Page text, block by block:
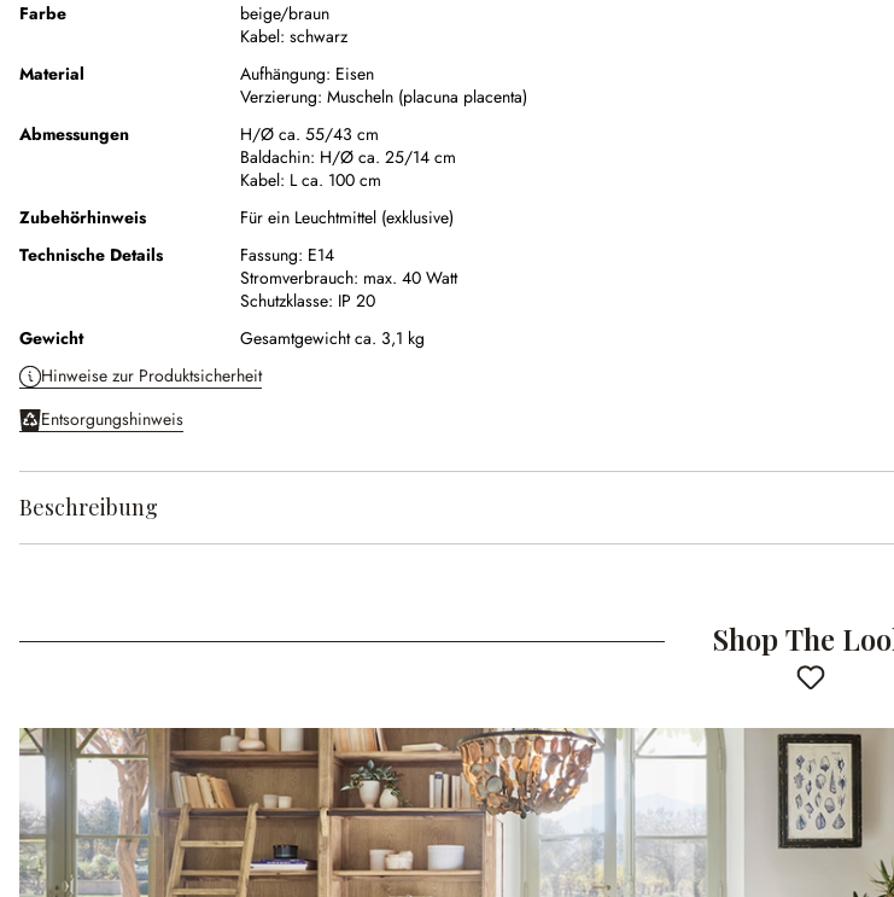
Farbe
beige/braun
Kabel: schwarz
Material
Aufhängung: Eisen
Verzierung: Muscheln (placuna placenta)
Abmessungen
H/Ø ca. 55/43 cm
Baldachin: H/Ø ca. 25/14 cm
Kabel: L ca. 100 cm
Zubehörhinweis
Für ein Leuchtmittel (exklusive)
Technische Details
Fassung: E14
Stromverbrauch: max. 40 Watt
Schutzklasse: IP 20
Gewicht
Gesamtgewicht ca. 3,1 kg
Hinweise zur Produktsicherheit
Entsorgungshinweis
Beschreibung
Shop The